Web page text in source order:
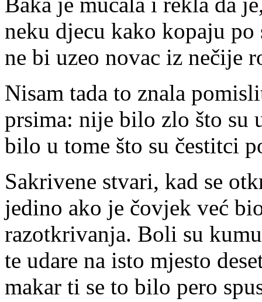
neku djecu kako kopaju
ne bi uzeo novac iz nečije
Nisam tada to znala
prsima: nije bilo zlo što su
bilo u tome što su čestitci
Sakrivene stvari, kad se
jedino ako je čovjek već
razotkrivanja. Boli su
te udare na isto mjesto
makar ti se to bilo pero